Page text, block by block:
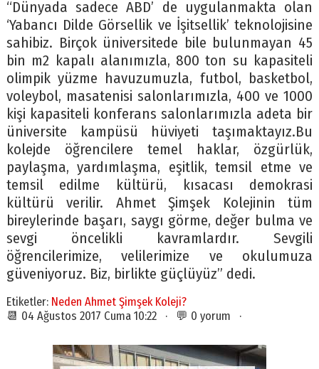
“Dünyada sadece ABD’ de uygulanmakta olan
‘Yabancı Dilde Görsellik ve İşitsellik’ teknolojisine
sahibiz. Birçok üniversitede bile bulunmayan 45
bin m2 kapalı alanımızla, 800 ton su kapasiteli
olimpik yüzme havuzumuzla, futbol, basketbol,
voleybol, masatenisi salonlarımızla, 400 ve 1000
kişi kapasiteli konferans salonlarımızla adeta bir
üniversite kampüsü hüviyeti taşımaktayız.Bu
kolejde öğrencilere temel haklar, özgürlük,
paylaşma, yardımlaşma, eşitlik, temsil etme ve
temsil edilme kültürü, kısacası demokrasi
kültürü verilir. Ahmet Şimşek Kolejinin tüm
bireylerinde başarı, saygı görme, değer bulma ve
sevgi öncelikli kavramlardır. Sevgili
öğrencilerimize, velilerimize ve okulumuza
güveniyoruz. Biz, birlikte güçlüyüz” dedi.
Etiketler: Neden Ahmet Şimşek Koleji?
📆 04 Ağustos 2017 Cuma 10:22 · 💬 0 yorum ·